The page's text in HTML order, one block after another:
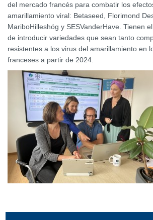
del mercado francés para combatir los
amarillamiento viral: Betaseed, Florimond
MariboHilleshög y SESVanderHave. Tienen
de introducir variedades que sean tanto
resistentes a los virus del amarillamiento en
franceses a partir de 2024.